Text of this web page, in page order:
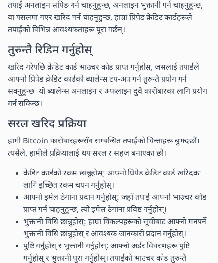
तपाईं अनलाइन सपिङ गर्न चाहनुहुन्छ, अनलाइन भुक्तानी गर्न चाहनुहुन्छ,
वा पसलमा गएर खरिद गर्न चाहनुहुन्छ, हाम्रा प्रिपेड क्रेडिट कार्डहरूले
तपाईंको विभिन्न आवश्यकताहरू पूरा गर्छन्।
तुरुन्तै रिडिम गर्नुहोस्
खरिद गरेपछि क्रेडिट कार्ड भाउचर कोड प्राप्त गर्नुहोस्, जसलाई तपाईंले
आफ्नो प्रिपेड क्रेडिट कार्डको ब्यालेन्स टप-अप गर्न तुरुन्तै प्रयोग गर्न
सक्नुहुन्छ। यो ब्यालेन्स अनलाइन र अफलाइन दुवै कारोबारका लागि प्रयोग
गर्न सकिन्छ।
सरल खरिद प्रक्रिया
हामी Bitcoin कारोबारहरूसँग सम्बन्धित तपाईंको चिन्ताहरू बुझ्दछौं।
त्यसैले, हामीले प्रक्रियालाई थप सरल र सहज बनाएका छौं।
क्रेडिट कार्डको रकम छान्नुहोस्: आफ्नो प्रिपेड क्रेडिट कार्ड खरिदका
लागि इच्छित रकम चयन गर्नुहोस्।
आफ्नो इमेल ठेगाना प्रदान गर्नुहोस्: जहाँ तपाईं आफ्नो भाउचर कोड
प्राप्त गर्न चाहनुहुन्छ, त्यो इमेल ठेगाना प्रविष्ट गर्नुहोस्।
भुक्तानी विधि छान्नुहोस्: हाम्रा विकल्पहरूको सूचीबाट आफ्नो मनपर्ने
भुक्तानी विधि छान्नुहोस् र आवश्यक जानकारी प्रदान गर्नुहोस्।
पुष्टि गर्नुहोस् र भुक्तानी गर्नुहोस्: आफ्नो अर्डर विवरणहरू पुष्टि
गर्नुहोस् र भुक्तानी पूरा गर्नुहोस्। तपाईंको भाउचर कोड तुरुन्तै